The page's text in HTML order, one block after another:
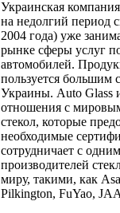
Украинская
на недолгий период
2004 года) уже
рынке сферы услуг
автомобилей.
пользуется большим
Украины. Auto Glass
отношения с
стекол, которые
необходимые
сотрудничает с
производителей
миру, такими, как
Pilkington, FuYao,